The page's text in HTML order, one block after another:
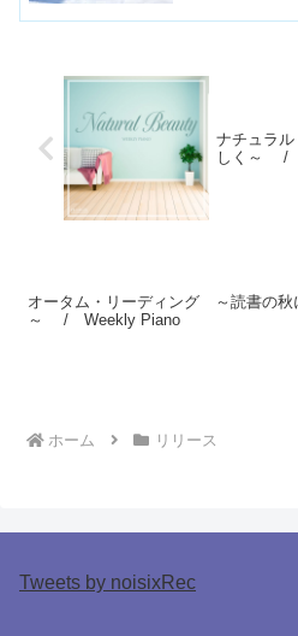
ナチュラ
しく～ /
オータム・リーディング ～読書の秋
～ / Weekly Piano
ホーム リリース
Tweets by noisixRec